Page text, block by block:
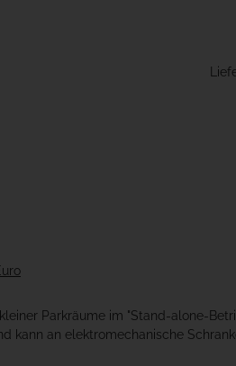
Parkräume im "Stand-alone-
kann an elektromechanische